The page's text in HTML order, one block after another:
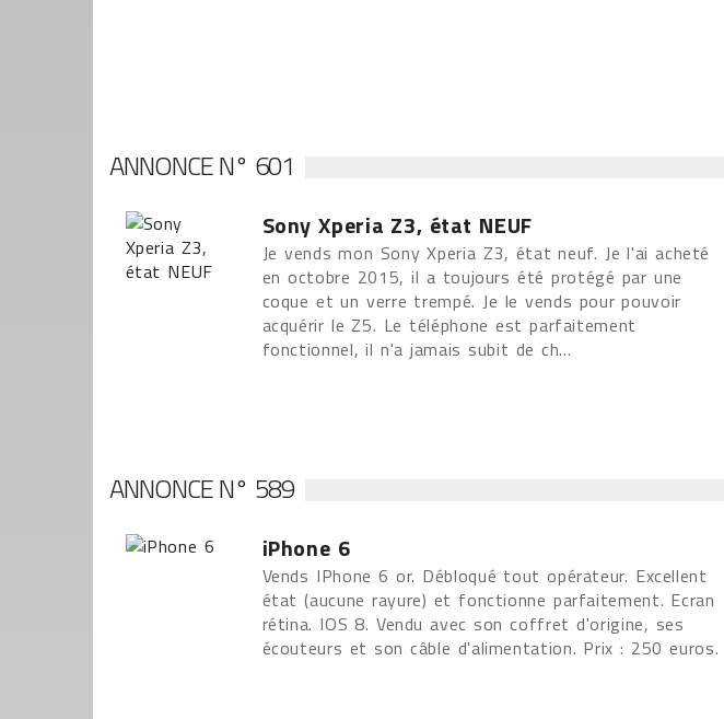
ANNONCE N° 601
Sony Xperia Z3, état NEUF
Je vends mon Sony Xperia Z3, état neuf. Je l'ai acheté
en octobre 2015, il a toujours été protégé par une
coque et un verre trempé. Je le vends pour pouvoir
acquérir le Z5. Le téléphone est parfaitement
fonctionnel, il n'a jamais subit de ch...
ANNONCE N° 589
iPhone 6
Vends IPhone 6 or. Débloqué tout opérateur. Excellent
état (aucune rayure) et fonctionne parfaitement. Ecran
rétina. IOS 8. Vendu avec son coffret d'origine, ses
écouteurs et son câble d'alimentation. Prix : 250 euros.